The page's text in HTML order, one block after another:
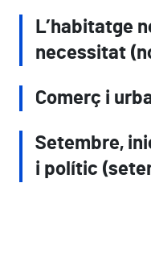
L’habitatge
necessitat
Comerç i
Setembre,
i polític